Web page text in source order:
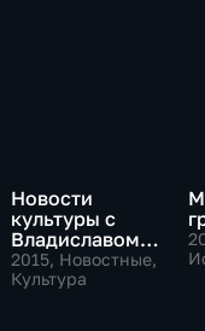
Новости
культуры с
Владиславом
Флярковским
2015, Новостные,
Культура